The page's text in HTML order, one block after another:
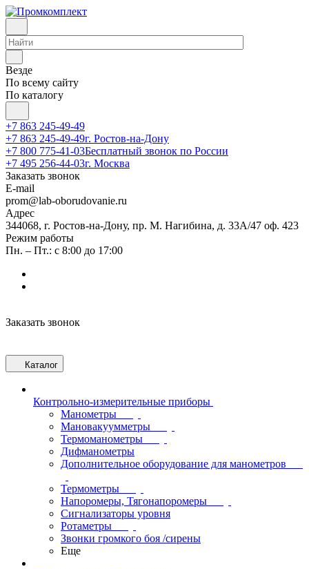
Везде
По всему сайту
По каталогу
+7 863 245-49-49
+7 863 245-49-49г. Ростов-на-Дону
+7 800 775-41-03Бесплатный звонок по России
+7 495 256-44-03г. Москва
Заказать звонок
E-mail
prom@lab-oborudovanie.ru
Адрес
344068, г. Ростов-на-Дону, пр. М. Нагибина, д. 33А/47 оф. 423
Режим работы
Пн. – Пт.: с 8:00 до 17:00
Заказать звонок
Каталог
Контрольно-измерительные приборы
Манометры
Мановакуумметры
Термоманометры
Дифманометры
Дополнительное оборудование для манометров
Термометры
Напоромеры, Тягонапоромеры
Сигнализаторы уровня
Ротаметры
Звонки громкого боя /сирены
Еще